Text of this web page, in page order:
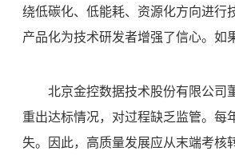
绕低碳化、低能耗、资源化方向进行
产品化为技术研发者增强了信心。如
北京金控数据技术股份有限公司
重出达标情况，对过程缺乏监管。每
失。因此，高质量发展应从末端考核